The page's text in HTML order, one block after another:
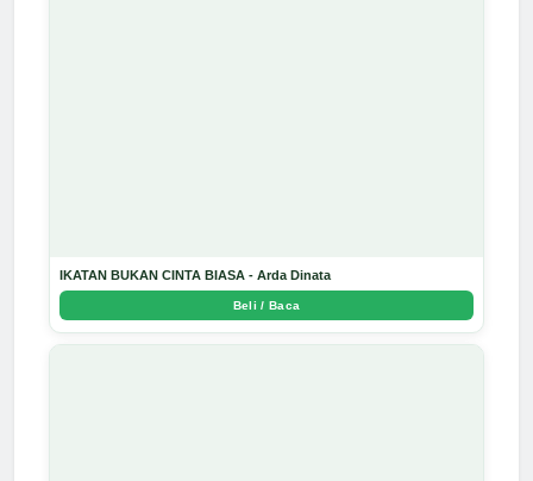
IKATAN BUKAN CINTA BIASA - Arda Dinata
Beli / Baca